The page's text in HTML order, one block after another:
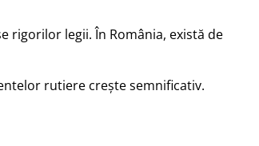
rigorilor legii. În România, există de
rutiere crește semnificativ.